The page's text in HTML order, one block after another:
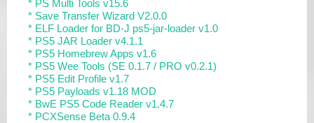
* PS Multi Tools v15.6
* Save Transfer Wizard V2.0.0
* ELF Loader for BD-J ps5-jar-loader v1.0
* PS5 JAR Loader v4.1.1
* PS5 Homebrew Apps v1.6
* PS5 Wee Tools (SE 0.1.7 / PRO v0.2.1)
* PS5 Edit Profile v1.7
* PS5 Payloads v1.18 MOD
* BwE PS5 Code Reader v1.4.7
* PCXSense Beta 0.9.4